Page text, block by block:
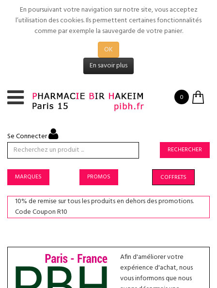
En poursuivant votre navigation sur notre site, vous acceptez
l’utilisation des cookies. Ils permettent certaines fonctionnalités
comme par exemple la sauvegarde de votre panier.
OK
En savoir plus
0
Se Connecter
RECHERCHER
MARQUES PROMOS COFFRETS
10% de remise sur tous les produits en dehors des promotions.
Code Coupon R10
Afin d'améliorer votre
expérience d'achat, nous
vous informons que nous